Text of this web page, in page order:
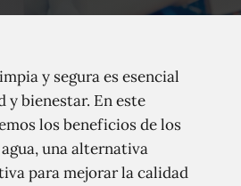
y segura es esencial
y bienestar. En este
los beneficios de los
una alternativa
para mejorar la calidad